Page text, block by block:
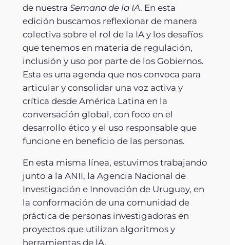
de nuestra Semana de la IA. En esta
edición buscamos reflexionar de manera
colectiva sobre el rol de la IA y los desafíos
que tenemos en materia de regulación,
inclusión y uso por parte de los Gobiernos.
Esta es una agenda que nos convoca para
articular y consolidar una voz activa y
crítica desde América Latina en la
conversación global, con foco en el
desarrollo ético y el uso responsable que
funcione en beneficio de las personas.
En esta misma línea, estuvimos trabajando
junto a la ANII, la Agencia Nacional de
Investigación e Innovación de Uruguay, en
la conformación de una comunidad de
práctica de personas investigadoras en
proyectos que utilizan algoritmos y
herramientas de IA.